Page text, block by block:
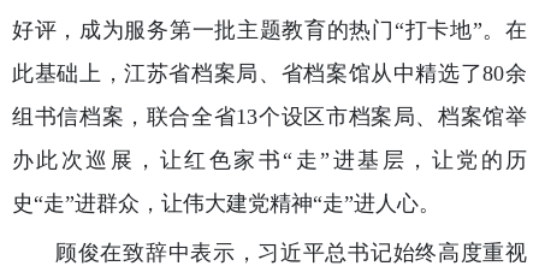
好评，成为服务第一批主题教育的热门“打卡地”。在
此基础上，江苏省档案局、省档案馆从中精选了80余
组书信档案，联合全省13个设区市档案局、档案馆举
办此次巡展，让红色家书“走”进基层，让党的历
史“走”进群众，让伟大建党精神“走”进人心。
顾俊在致辞中表示，习近平总书记始终高度重视